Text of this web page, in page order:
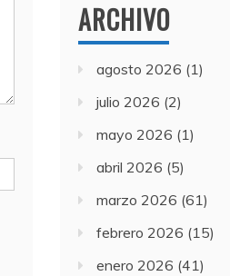
ARCHIVO
agosto 2026 (1)
julio 2026 (2)
mayo 2026 (1)
abril 2026 (5)
marzo 2026 (61)
febrero 2026 (15)
enero 2026 (41)